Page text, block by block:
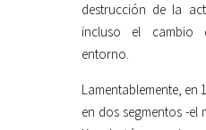
destrucción de la
incluso el cambio
entorno.
Lamentablemente, en
en dos segmentos -el